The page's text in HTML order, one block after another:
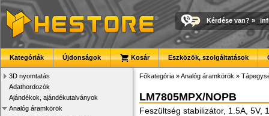
Kérdése van? »
Kategóriák Újdonságok Kosár Eszközök, szolgáltatások
3D nyomtatás
Adathordozók
Ajándékok, ajándékutalványok
Analóg áramkörök
Főkategória »Analóg áramkörök »
LM7805MPX/NOPB
Feszültség stabilizátor, 1.5A, 5V,